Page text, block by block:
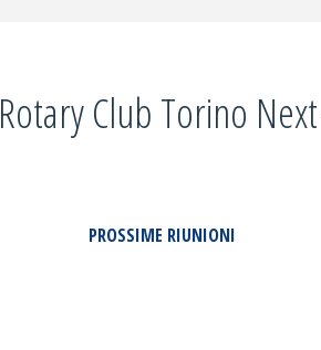
Rotary Club Torino
PROSSIME RIUNIONI